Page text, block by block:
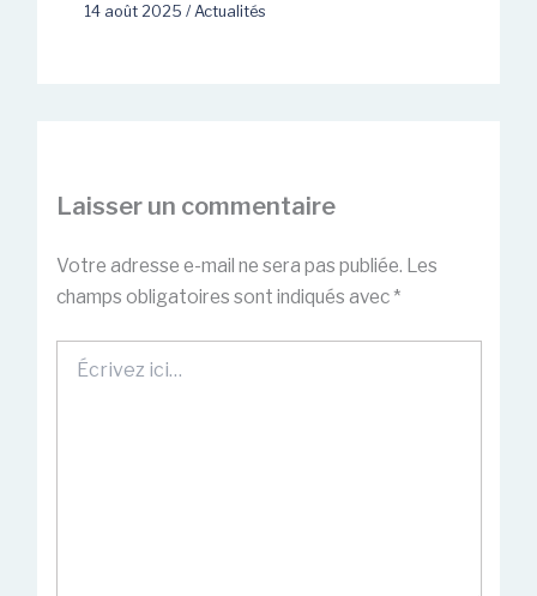
14 août 2025 / Actualités
Laisser un commentaire
Votre adresse e-mail ne sera pas publiée. Les
champs obligatoires sont indiqués avec *
ici…